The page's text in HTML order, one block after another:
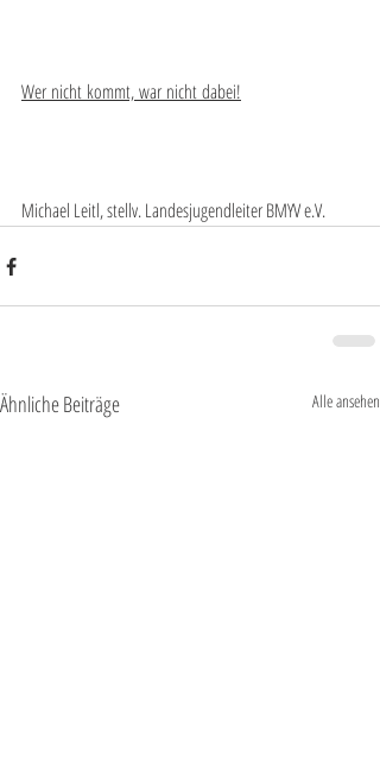
Wer nicht kommt, war nicht dabei!
Michael Leitl, stellv. Landesjugendleiter BMYV e.V.
Ähnliche Beiträge Alle ansehen